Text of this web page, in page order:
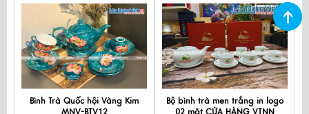
Bình Trà Quốc hội Vàng Kim
Bộ bình trà men trắng in logo